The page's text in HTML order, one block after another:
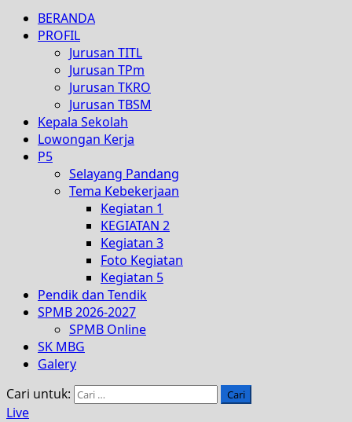
BERANDA
PROFIL
Jurusan TITL
Jurusan TPm
Jurusan TKRO
Jurusan TBSM
Kepala Sekolah
Lowongan Kerja
P5
Selayang Pandang
Tema Kebekerjaan
Kegiatan 1
KEGIATAN 2
Kegiatan 3
Foto Kegiatan
Kegiatan 5
Pendik dan Tendik
SPMB 2026-2027
SPMB Online
SK MBG
Galery
Cari untuk:
Live